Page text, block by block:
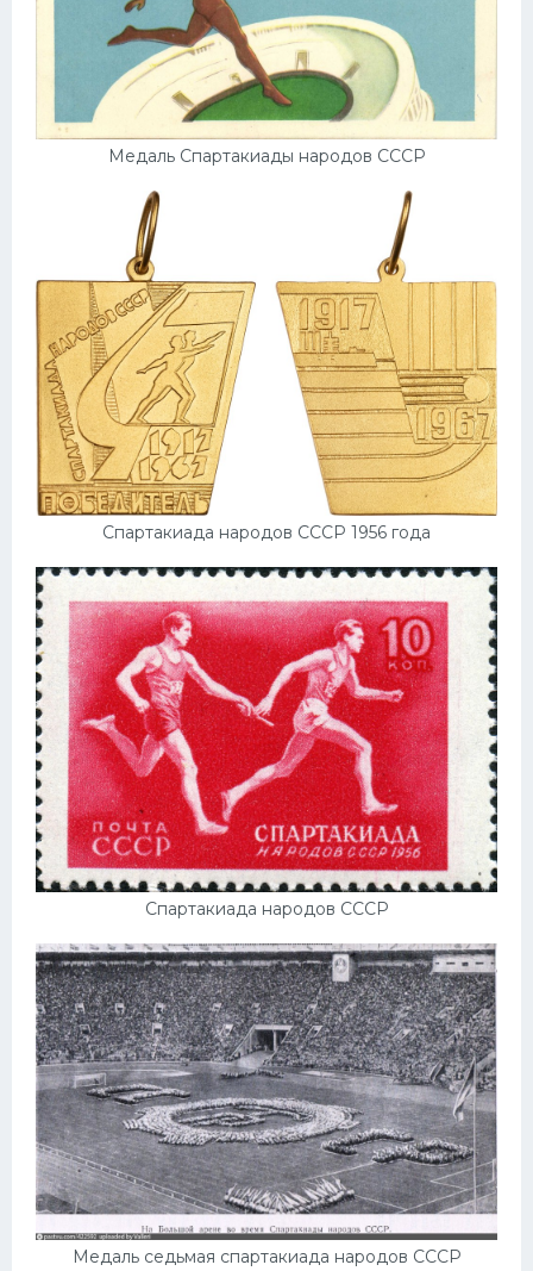
Медаль Спартакиады народов СССР
Спартакиада народов СССР 1956 года
Спартакиада народов СССР
Медаль седьмая спартакиада народов СССР